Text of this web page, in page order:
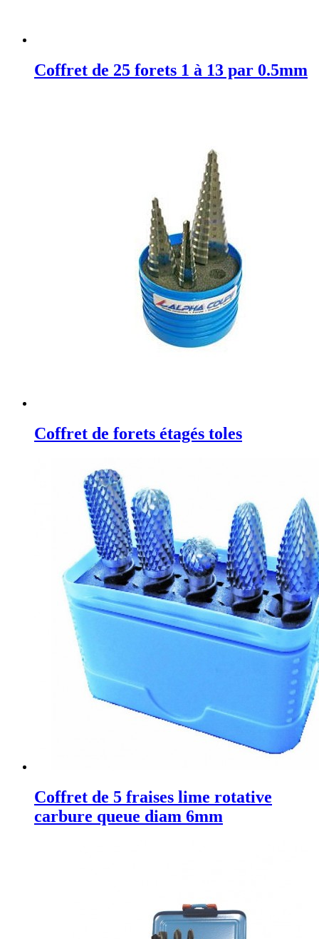
Coffret de 25 forets 1 à 13 par 0.5mm
Coffret de forets étagés toles
Coffret de 5 fraises lime rotative
carbure queue diam 6mm